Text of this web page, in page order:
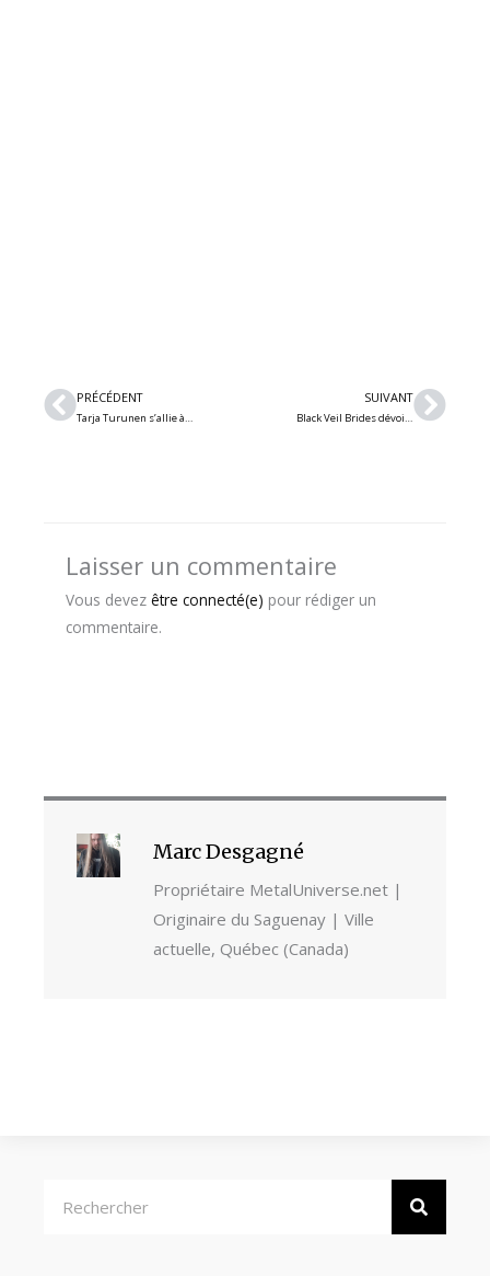
Précédent
PRÉCÉDENT SUIVANT
Laisser un commentaire
Vous devez être connecté(e) pour rédiger un
commentaire.
Marc Desgagné
Propriétaire MetalUniverse.net |
Originaire du Saguenay | Ville
actuelle, Québec (Canada)